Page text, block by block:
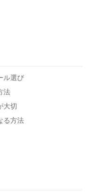
ル選び
法
大切
る方法